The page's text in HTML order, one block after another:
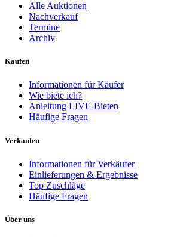
Alle Auktionen
Nachverkauf
Termine
Archiv
Kaufen
Informationen für Käufer
Wie biete ich?
Anleitung LIVE-Bieten
Häufige Fragen
Verkaufen
Informationen für Verkäufer
Einlieferungen & Ergebnisse
Top Zuschläge
Häufige Fragen
Über uns